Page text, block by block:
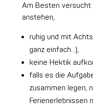
Am Besten versucht
anstehen,
ruhig und mit
ganz einfach…),
keine Hektik
falls es die
zusammen legen,
Ferienerlebnissen